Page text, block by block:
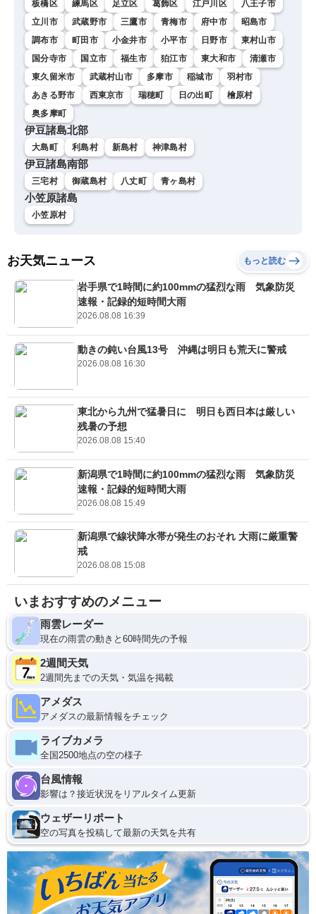
板橋区 練馬区 足立区 葛飾区 江戸川区
八王子市
立川市
武蔵野市 三鷹市 青梅市 府中市
昭島市
調布市
町田市 小金井市 小平市 日野市
東村山市
国分寺市
国立市 福生市 狛江市 東大和市
清瀬市
東久留米市
武蔵村山市 多摩市 稲城市
羽村市
あきる野市
西東京市 瑞穂町 日の出町
檜原村
奥多摩町
伊豆諸島北部
大島町 利島村 新島村 神津島村
伊豆諸島南部
三宅村 御蔵島村 八丈町 青ヶ島村
小笠原諸島
小笠原村
お天気ニュース もっと読む
岩手県で1時間に約100mmの猛烈な雨 気象防災
速報・記録的短時間大雨
2026.08.08 16:39
動きの鈍い台風13号 沖縄は明日も荒天に警戒
2026.08.08 16:30
東北から九州で猛暑日に 明日も西日本は厳しい
残暑の予想
2026.08.08 15:40
新潟県で1時間に約100mmの猛烈な雨 気象防災
速報・記録的短時間大雨
2026.08.08 15:49
新潟県で線状降水帯が発生のおそれ 大雨に厳重警
戒
2026.08.08 15:08
いまおすすめのメニュー
雨雲レーダー
現在の雨雲の動きと60時間先の予報
2週間天気
2週間先までの天気・気温を掲載
アメダス
アメダスの最新情報をチェック
ライブカメラ
全国2500地点の空の様子
台風情報
影響は？接近状況をリアルタイム更新
ウェザーリポート
空の写真を投稿して最新の天気を共有